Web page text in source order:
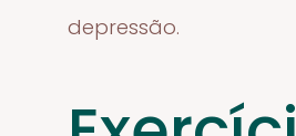
depressão.